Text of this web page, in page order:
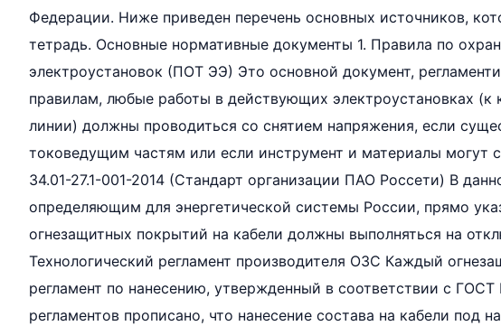
Федерации. Ниже приведен перечень основных источников,
тетрадь. Основные нормативные документы 1. Правила по
электроустановок (ПОТ ЭЭ) Это основной документ,
правилам, любые работы в действующих электроустановках (к
линии) должны проводиться со снятием напряжения, если
токоведущим частям или если инструмент и материалы могут
34.01-27.1-001-2014 (Стандарт организации ПАО Россети) В
определяющим для энергетической системы России, прямо
огнезащитных покрытий на кабели должны выполняться на
Технологический регламент производителя ОЗС Каждый
регламент по нанесению, утвержденный в соответствии с
регламентов прописано, что нанесение состава на кабели под